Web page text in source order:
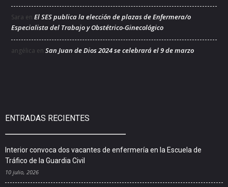
Sara en El SES publica la elección de plazas de Enfermera/o
Especialista del Trabajo y Obstétrico-Ginecológico
angélica en San Juan de Dios 2024 se celebrará el 9 de marzo
ENTRADAS RECIENTES
Interior convoca dos vacantes de enfermería en la Escuela de
Tráfico de la Guardia Civil
10 julio, 2026